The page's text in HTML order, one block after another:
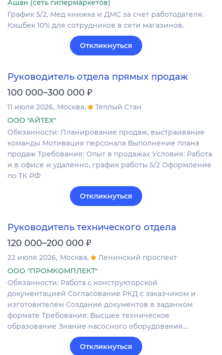
Ашан (сеть гипермаркетов)
График 5/2, Мед книжка и ДМС за счет работодателя.
Кэшбек 10% для сотрудников в сети магазинов.
Откликнуться
Руководитель отдела прямых продаж
100 000–300 000 ₽
11 июля 2026 Москва
Теплый Стан
ООО "АЙТЕХ"
Обязанности: Планирование продаж, выстраивание
команды Мотивация персонала Выполнение плана
продаж Требования: Опыт в продажах Условия: Работа
и в офисе и удаленно, график работы 5/2 Оформление
по ТК РФ
Откликнуться
Руководитель технического отдела
120 000–200 000 ₽
22 июля 2026 Москва
Ленинский проспект
ООО "ПРОМКОМПЛЕКТ"
Обязанности: Работа с конструкторской
документацией Согласование РКД с заказчиком и
изготовителем Создание документов в заданном
формате Требования: Высшее техническое
образование Знание насосного оборудования…
Откликнуться